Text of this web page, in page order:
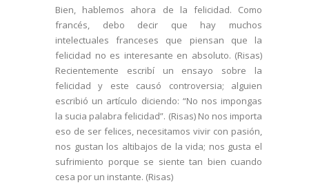
Bien, hablemos ahora de la felicidad. Como
francés, debo decir que hay muchos
intelectuales franceses que piensan que la
felicidad no es interesante en absoluto. (Risas)
Recientemente escribí un ensayo sobre la
felicidad y este causó controversia; alguien
escribió un artículo diciendo: “No nos impongas
la sucia palabra felicidad”. (Risas) No nos importa
eso de ser felices, necesitamos vivir con pasión,
nos gustan los altibajos de la vida; nos gusta el
sufrimiento porque se siente tan bien cuando
cesa por un instante. (Risas)